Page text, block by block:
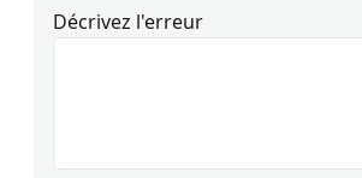
Décrivez l'erreur